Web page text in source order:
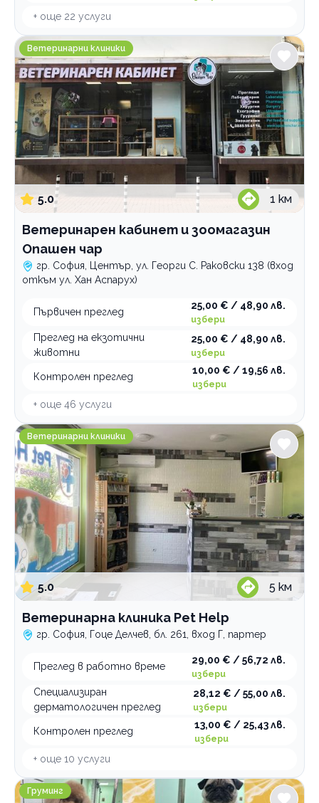
+ още 22 услуги
Ветеринарен кабинет и зоомагазин Опашен чар
Ветеринарни клиники
5.0 1 км
Ветеринарен кабинет и зоомагазин
Опашен чар
гр. София, Център, ул. Георги С. Раковски 138 (вход
откъм ул. Хан Аспарух)
Първичен преглед
25,00 € / 48,90 лв.
избери
Преглед на екзотични
животни
25,00 € / 48,90 лв.
избери
Контролен преглед
10,00 € / 19,56 лв.
избери
+ още 46 услуги
Ветеринарна клиника Pet Help
Ветеринарни клиники
5.0 5 км
Ветеринарна клиника Pet Help
гр. София, Гоце Делчев, бл. 261, вход Г, партер
Преглед в работно време
29,00 € / 56,72 лв.
избери
Специализиран
дерматологичен преглед
28,12 € / 55,00 лв.
избери
Контролен преглед
13,00 € / 25,43 лв.
избери
+ още 10 услуги
Jigullett Grooming Salon
Груминг